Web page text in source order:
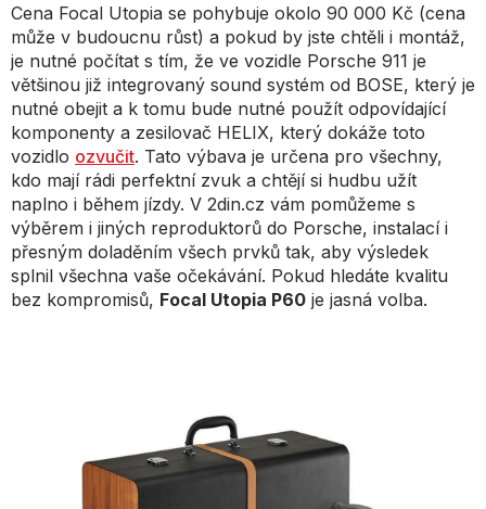
Cena Focal Utopia se pohybuje okolo 90 000 Kč (cena
může v budoucnu růst) a pokud by jste chtěli i montáž,
je nutné počítat s tím, že ve vozidle Porsche 911 je
většinou již integrovaný sound systém od BOSE, který je
nutné obejit a k tomu bude nutné použít odpovídající
komponenty a zesilovač HELIX, který dokáže toto
vozidlo ozvučit. Tato výbava je určena pro všechny,
kdo mají rádi perfektní zvuk a chtějí si hudbu užít
naplno i během jízdy. V 2din.cz vám pomůžeme s
výběrem i jiných reproduktorů do Porsche, instalací i
přesným doladěním všech prvků tak, aby výsledek
splnil všechna vaše očekávání. Pokud hledáte kvalitu
bez kompromisů, Focal Utopia P60 je jasná volba.